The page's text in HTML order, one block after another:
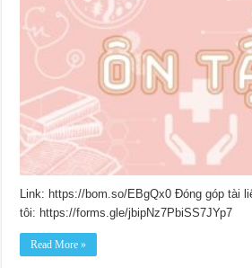
Link: https://bom.so/EBgQx0 Đóng góp tài
tôi: https://forms.gle/jbipNz7PbiSS7JYp7
Read More »